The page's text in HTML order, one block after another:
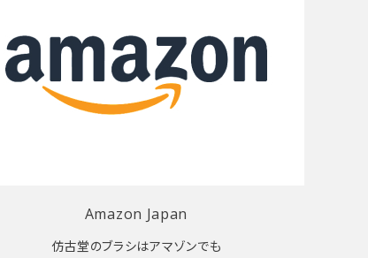
Amazon Japan
仿古堂のブラシはアマゾンでも